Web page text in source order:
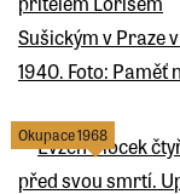
Okupace 1968